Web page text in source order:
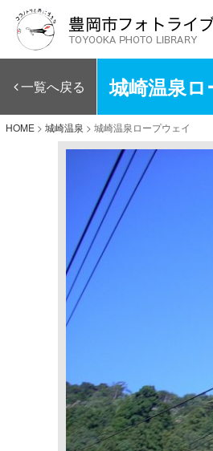
一覧へ戻る 城崎温泉
HOME > 城崎温泉 > 城崎温泉ロープウェイ